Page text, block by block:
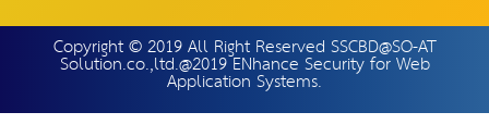
Copyright © 2019 All Right Reserved SSCBD@SO-AT
Solution.co.,ltd.@2019 ENhance Security for Web
Application Systems.